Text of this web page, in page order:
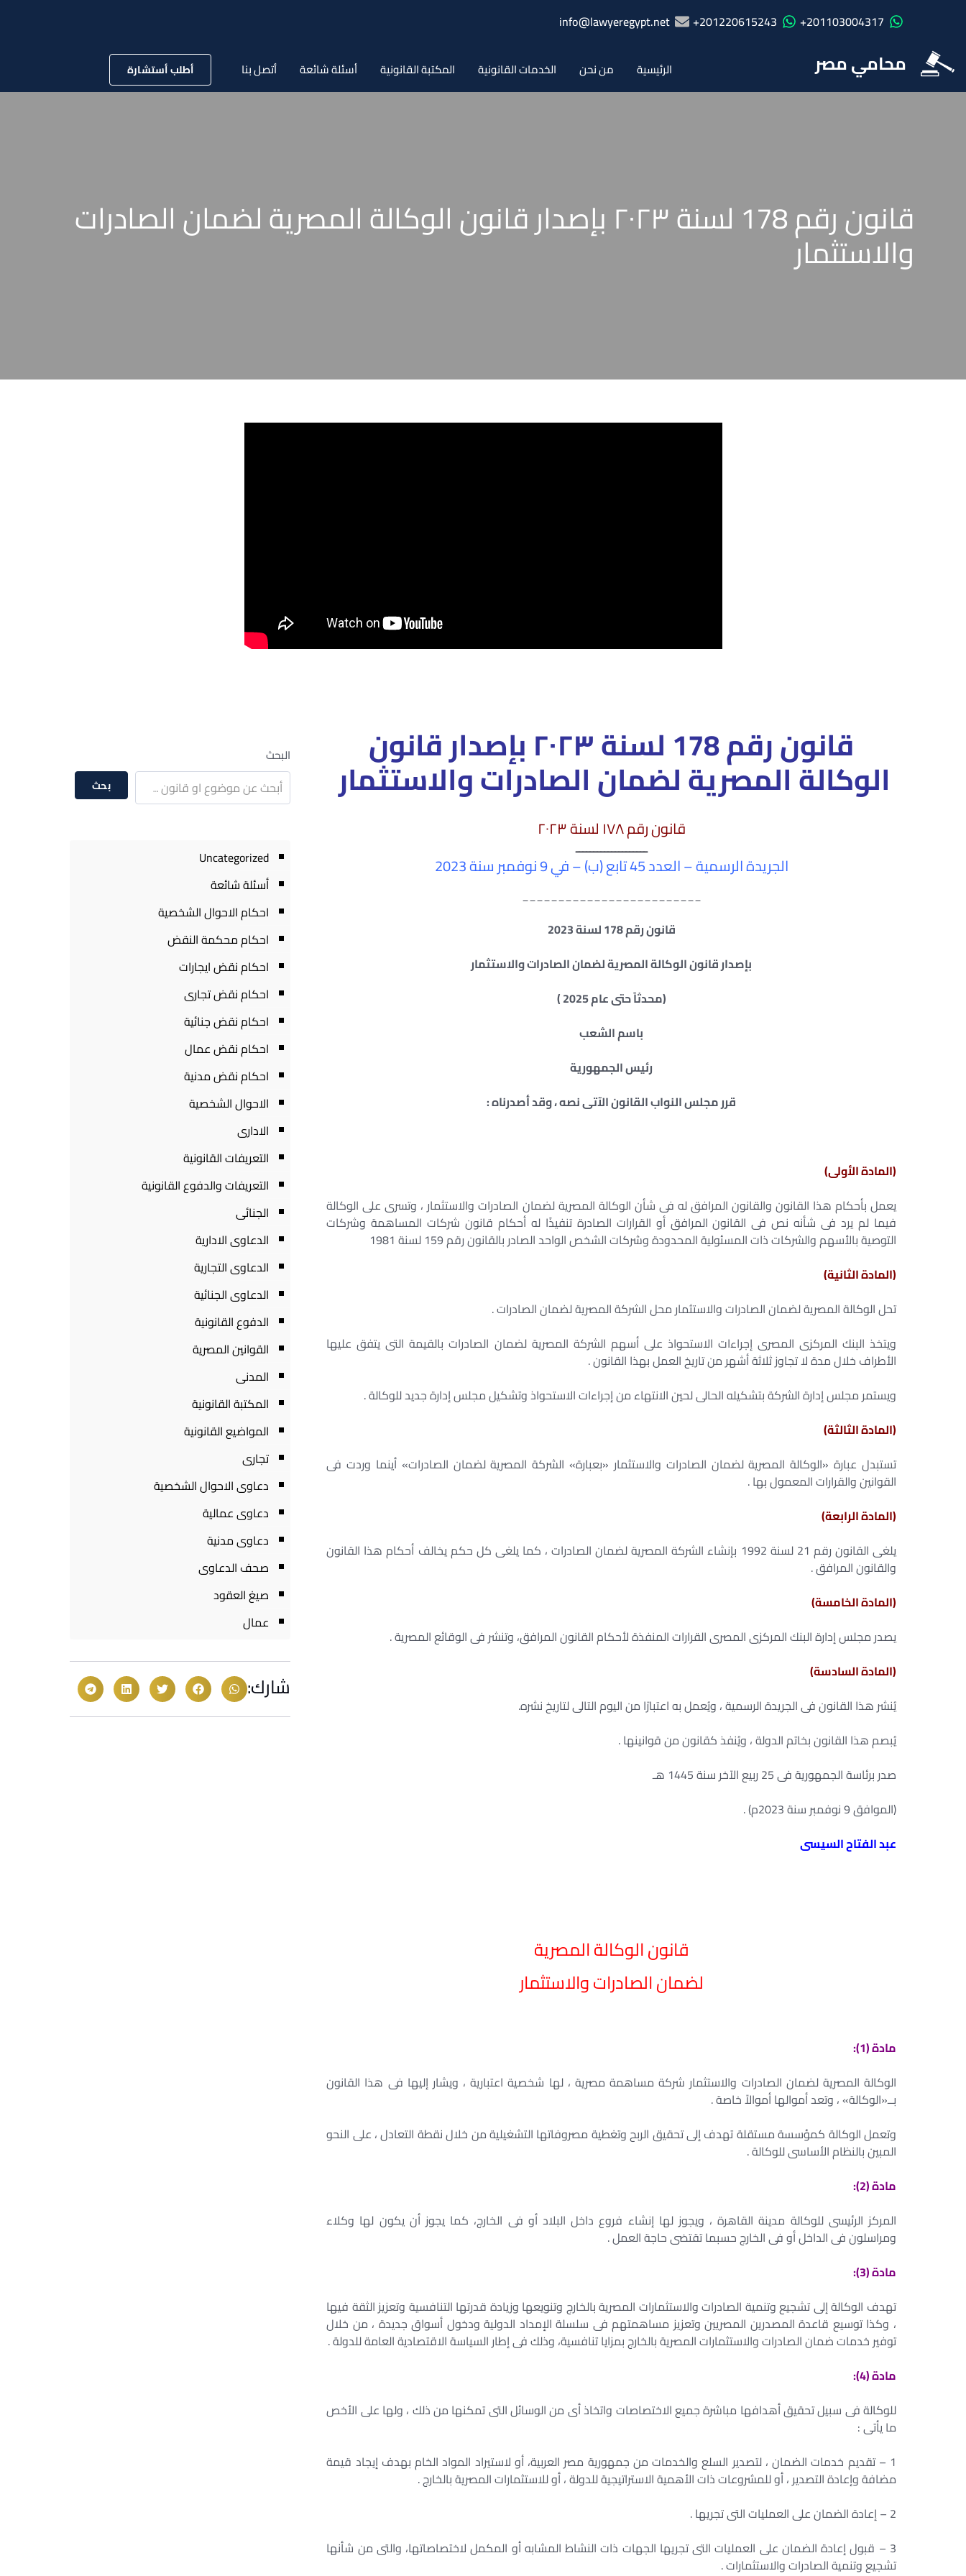
201103004317+
201220615243+
info@lawyeregypt.net
محامي مصر الرئيسية من نحن الخدمات القانونية المكتبة القانونية أسئلة شائعة أتصل بنا أطلب أستشارة
قانون رقم 178 لسنة ٢٠٢٣ بإصدار قانون الوكالة المصرية لضمان الصادرات
والاستثمار
قانون رقم 178 لسنة ٢٠٢٣ بإصدار قانون
الوكالة المصرية لضمان الصادرات والاستثمار
قانون رقم ۱۷۸ لسنة ۲۰۲۳
ــــــــــــــــــــ
الجريدة الرسمية – العدد 45 تابع (ب) – في 9 نوفمبر سنة 2023
_________________________
قانون رقم 178 لسنة 2023
بإصدار قانون الوكالة المصرية لضمان الصادرات والاستثمار
(محدثاً حتى عام 2025 )
باسم الشعب
رئيس الجمهورية
قرر مجلس النواب القانون الآتى نصه ، وقد أصدرناه :
(المادة الأولى)
يعمل بأحكام هذا القانون والقانون المرافق له فى شأن الوكالة المصرية لضمان الصادرات والاستثمار ، وتسرى على الوكالة
فيما لم يرد فى شأنه نص فى القانون المرافق أو القرارات الصادرة تنفيذًا له أحكام قانون شركات المساهمة وشركات
التوصية بالأسهم والشركات ذات المسئولية المحدودة وشركات الشخص الواحد الصادر بالقانون رقم 159 لسنة 1981
(المادة الثانية)
تحل الوكالة المصرية لضمان الصادرات والاستثمار محل الشركة المصرية لضمان الصادرات .
ويتخذ البنك المركزى المصرى إجراءات الاستحواذ على أسهم الشركة المصرية لضمان الصادرات بالقيمة التى يتفق عليها
الأطراف خلال مدة لا تجاوز ثلاثة أشهر من تاريخ العمل بهذا القانون .
ويستمر مجلس إدارة الشركة بتشكيله الحالى لحين الانتهاء من إجراءات الاستحواذ وتشكيل مجلس إدارة جديد للوكالة .
(المادة الثالثة)
تستبدل عبارة «الوكالة المصرية لضمان الصادرات والاستثمار «بعبارة» الشركة المصرية لضمان الصادرات» أينما وردت فى
القوانين والقرارات المعمول بها .
(المادة الرابعة)
يلغى القانون رقم 21 لسنة 1992 بإنشاء الشركة المصرية لضمان الصادرات ، كما يلغى كل حكم يخالف أحكام هذا القانون
والقانون المرافق .
(المادة الخامسة)
يصدر مجلس إدارة البنك المركزى المصرى القرارات المنفذة لأحكام القانون المرافق، وتنشر فى الوقائع المصرية .
(المادة السادسة)
يُنشر هذا القانون فى الجريدة الرسمية ، ويُعمل به اعتبارًا من اليوم التالى لتاريخ نشره.
يُبصم هذا القانون بخاتم الدولة ، ويُنفذ كقانون من قوانينها .
صدر برئاسة الجمهورية فى 25 ربيع الآخر سنة 1445 هـ
(الموافق 9 نوفمبر سنة 2023م) .
عبد الفتاح السيسى
قانون الوكالة المصرية
لضمان الصادرات والاستثمار
مادة (1):
الوكالة المصرية لضمان الصادرات والاستثمار شركة مساهمة مصرية ، لها شخصية اعتبارية ، ويشار إليها فى هذا القانون
بــ«الوكالة» ، وتعد أموالها أموالاً خاصة .
وتعمل الوكالة كمؤسسة مستقلة تهدف إلى تحقيق الربح وتغطية مصروفاتها التشغيلية من خلال نقطة التعادل ، على النحو
المبين بالنظام الأساسى للوكالة .
مادة (2):
المركز الرئيسى للوكالة مدينة القاهرة ، ويجوز لها إنشاء فروع داخل البلاد أو فى الخارج، كما يجوز أن يكون لها وكلاء
ومراسلون فى الداخل أو فى الخارج حسبما تقتضى حاجة العمل .
مادة (3):
تهدف الوكالة إلى تشجيع وتنمية الصادرات والاستثمارات المصرية بالخارج وتنويعها وزيادة قدرتها التنافسية وتعزيز الثقة فيها
، وكذا توسيع قاعدة المصدرين المصريين وتعزيز مساهمتهم فى سلسلة الإمداد الدولية ودخول أسواق جديدة ، من خلال
توفير خدمات ضمان الصادرات والاستثمارات المصرية بالخارج بمزايا تنافسية، وذلك فى إطار السياسة الاقتصادية العامة للدولة .
مادة (4):
للوكالة فى سبيل تحقيق أهدافها مباشرة جميع الاختصاصات واتخاذ أى من الوسائل التى تمكنها من ذلك ، ولها على الأخص
ما يأتى :
1 – تقديم خدمات الضمان ، لتصدير السلع والخدمات من جمهورية مصر العربية، أو لاستيراد المواد الخام بهدف إيجاد قيمة
مضافة وإعادة التصدير ، أو للمشروعات ذات الأهمية الاستراتيجية للدولة ، أو للاستثمارات المصرية بالخارج .
2 – إعادة الضمان على العمليات التى تجريها .
3 – قبول إعادة الضمان على العمليات التى تجريها الجهات ذات النشاط المشابه أو المكمل لاختصاصاتها، والتى من شأنها
تشجيع وتنمية الصادرات والاستثمارات .
البحث
بحث
Uncategorized
أسئلة شائعة
احكام الاحوال الشخصية
احكام محكمة النقض
احكام نقض ايجارات
احكام نقض تجارى
احكام نقض جنائية
احكام نقض عمال
احكام نقض مدنية
الاحوال الشخصية
الادارى
التعريفات القانونية
التعريفات والدفوع القانونية
الجنائى
الدعاوى الادارية
الدعاوى التجارية
الدعاوى الجنائية
الدفوع القانونية
القوانين المصرية
المدنى
المكتبة القانونية
المواضيع القانونية
تجارى
دعاوى الاحوال الشخصية
دعاوى عمالية
دعاوى مدنية
صحف الدعاوى
صيغ العقود
عمال
شارك: